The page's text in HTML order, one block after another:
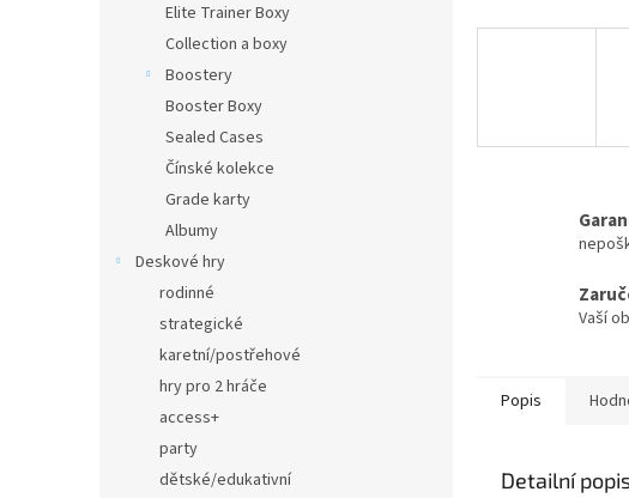
Elite Trainer Boxy
Collection a boxy
Boostery
Booster Boxy
Sealed Cases
Čínské kolekce
Grade karty
Albumy
Deskové hry
rodinné
strategické
karetní/postřehové
hry pro 2 hráče
access+
party
dětské/edukativní
Vaší
Popis
Detailní